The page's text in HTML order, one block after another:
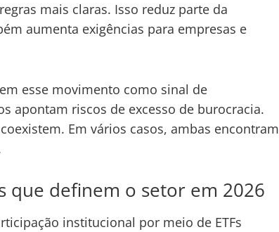
mais claras. Isso reduz parte da
aumenta exigências para empresas e
esse movimento como sinal de
apontam riscos de excesso de burocracia.
Em vários casos, ambas encontram
que definem o setor em 2026
institucional por meio de ETFs